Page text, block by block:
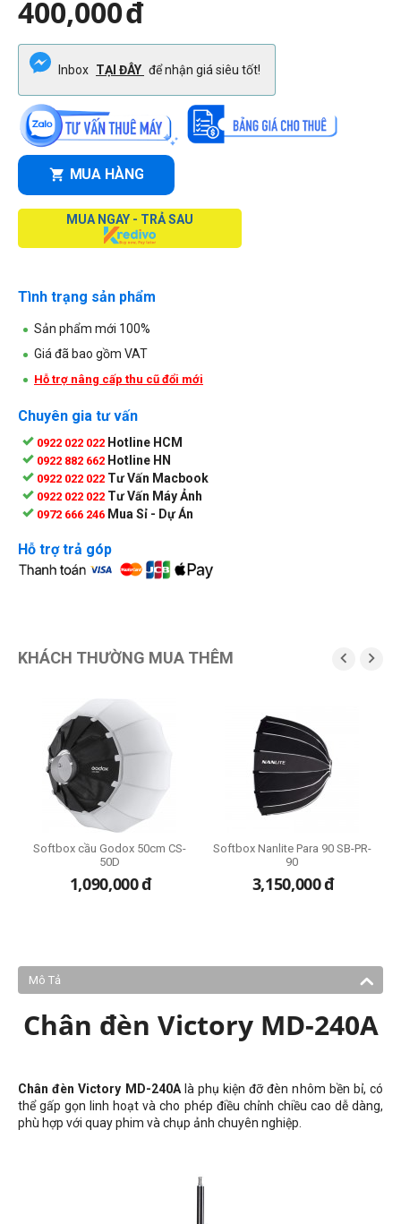
400,000đ
Inbox TẠI ĐÂY để nhận giá siêu tốt!
MUA HÀNG
MUA NGAY - TRẢ SAU
Tình trạng sản phẩm
Sản phẩm mới 100%
Giá đã bao gồm VAT
Hỗ trợ nâng cấp thu cũ đổi mới
Chuyên gia tư vấn
0922 022 022 Hotline HCM
0922 882 662 Hotline HN
0922 022 022 Tư Vấn Macbook
0922 022 022 Tư Vấn Máy Ảnh
0972 666 246 Mua Sỉ - Dự Án
Hỗ trợ trả góp
KHÁCH THƯỜNG MUA THÊM  
Softbox cầu Godox 50cm CS-
50D
1,090,000đ
Softbox Nanlite Para 90 SB-PR-
90
3,150,000đ
Mô Tả
Chân đèn Victory MD-240A
Chân đèn Victory MD-240Alà phụ kiện đỡ đèn nhôm bền bỉ, có
thể gấp gọn linh hoạt và cho phép điều chỉnh chiều cao dễ dàng,
phù hợp với quay phim và chụp ảnh chuyên nghiệp.